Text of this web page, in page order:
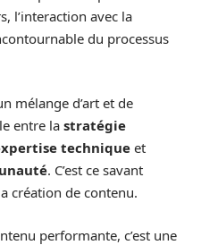
l’interaction avec la
du processus
mélange d’art et de
entre la stratégie
techniqueet
. C’est ce savant
création de contenu.
performante, c’est une